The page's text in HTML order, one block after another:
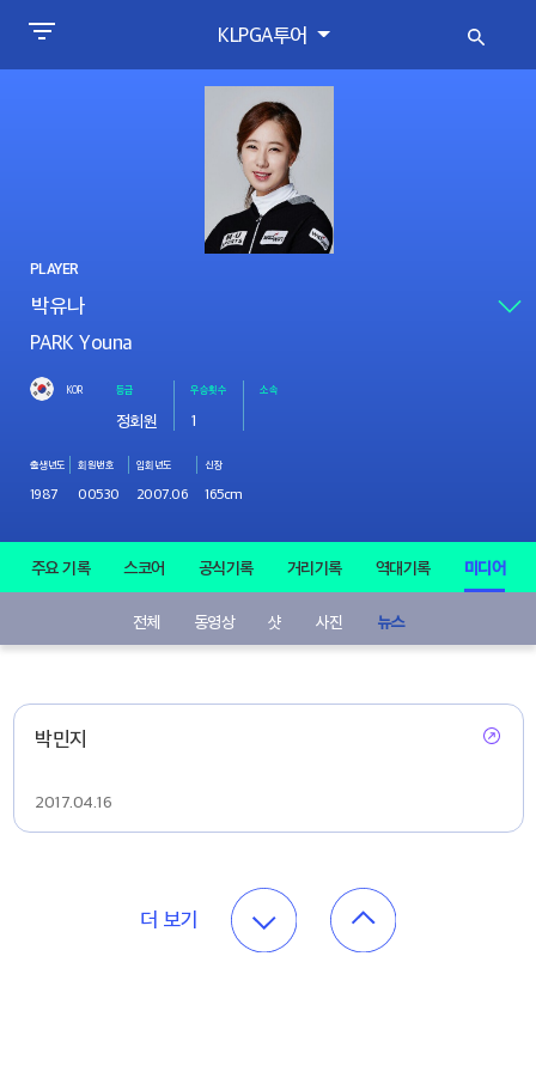
KLPGA투어
PLAYER
PARK Youna
KOR 등급
정회원
우승횟수
1
소속
출생년도
1987
회원번호
00530
입회년도
2007.06
신장
165cm
주요 기록 스코어 공식기록 거리기록 역대기록 미디어
전체 동영상 샷 사진 뉴스
박민지
2017.04.16
더 보기